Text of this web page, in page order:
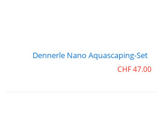
Dennerle Nano Aquascaping-Set
CHF47.00